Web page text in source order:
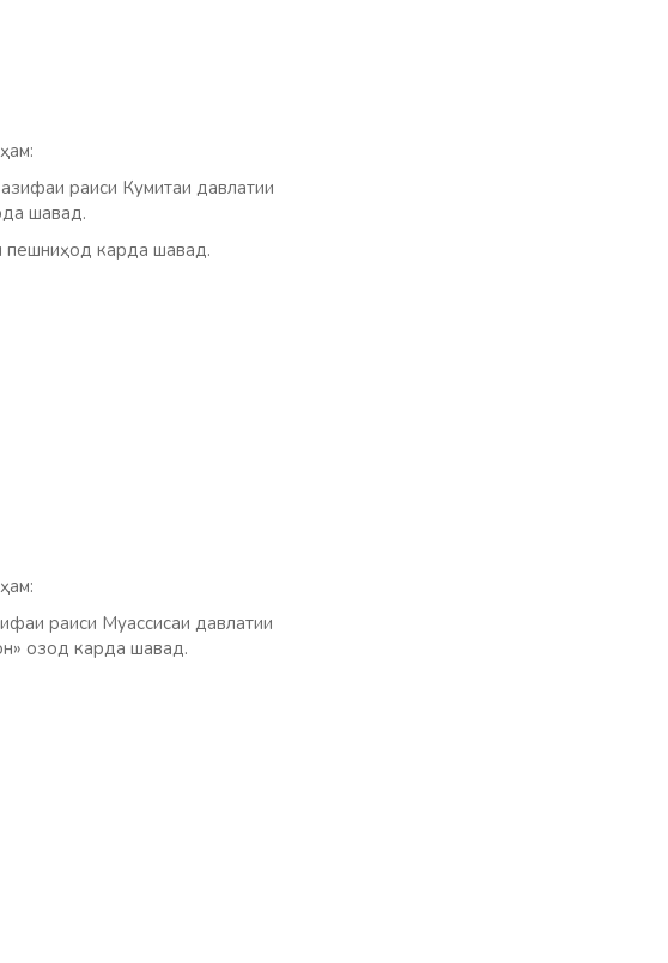
раиси Кумитаи давлатии
шавад.
пешниҳод карда шавад.
раиси Муассисаи давлатии
озод карда шавад.